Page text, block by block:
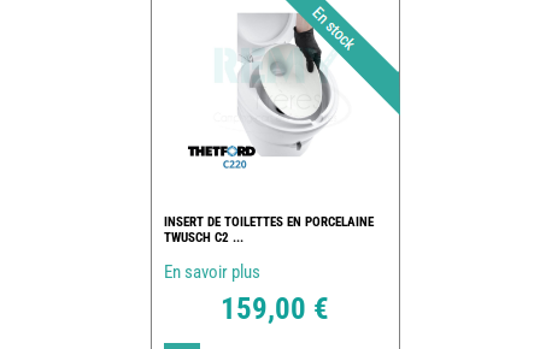
INSERT DE TOILETTES EN PORCELAINE
TWUSCH C2 ...
En savoir plus
159,00 €